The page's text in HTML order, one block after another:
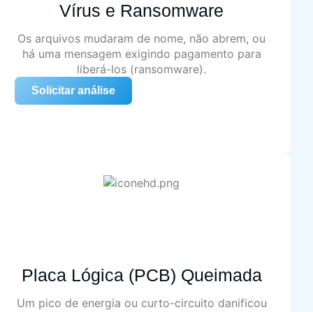
Vírus e Ransomware
Os arquivos mudaram de nome, não abrem, ou
há uma mensagem exigindo pagamento para
liberá-los (ransomware).
Solicitar análise
Placa Lógica (PCB) Queimada
Um pico de energia ou curto-circuito danificou